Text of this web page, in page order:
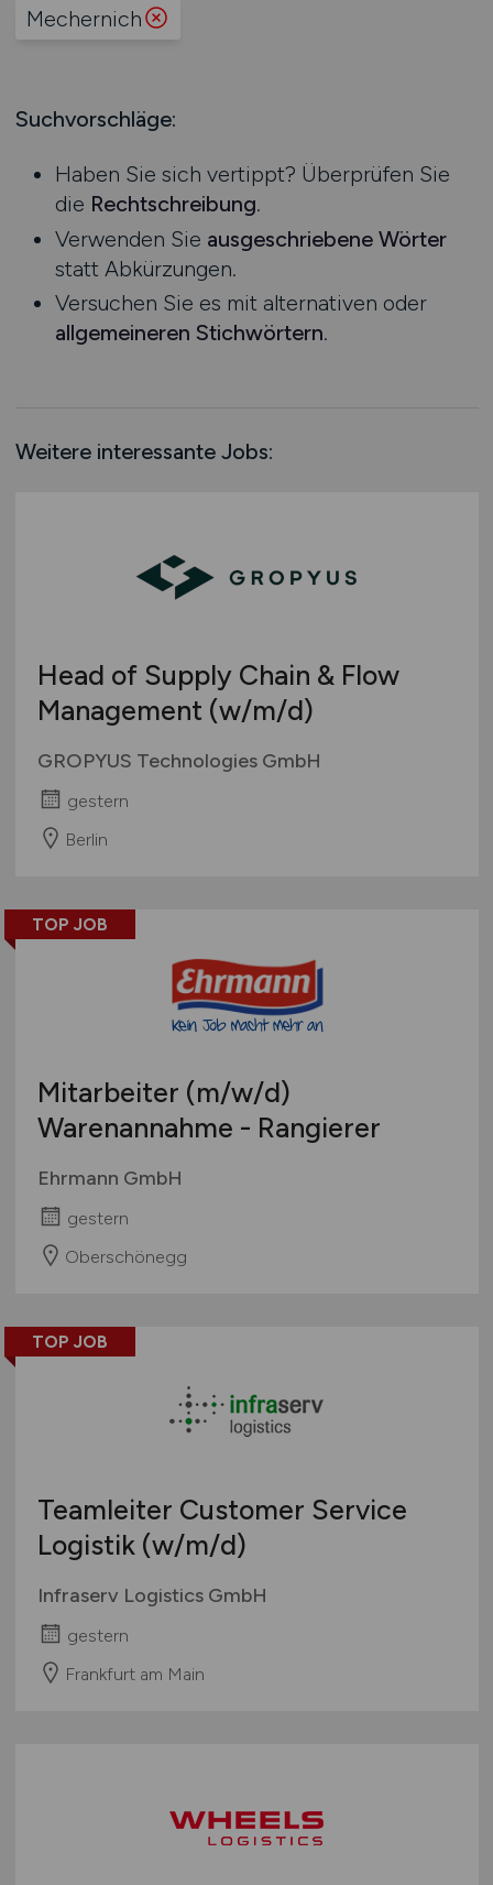
Prozessplanung / Steuerung
Supply Chain Management
Vertrieb / Verkauf / Handel
Zoll / Behörden
Sonstige
Praktikum
Hessen
Nordrhein-Westfalen
Saarland
Sachsen
Sachsen-Anhalt
Schleswig-Holstein
Thüringen
Deutschlandweit
Europa
Mechernich
Suchvorschläge:
Haben Sie sich vertippt? Überprüfen Sie
die Rechtschreibung.
Verwenden Sie ausgeschriebene Wörter
statt Abkürzungen.
Versuchen Sie es mit alternativen oder
allgemeineren Stichwörtern.
Weitere interessante Jobs:
Head of Supply Chain & Flow
Management (w/m/d)
GROPYUS Technologies GmbH
gestern
Berlin
TOP JOB
Mitarbeiter (m/w/d)
Warenannahme - Rangierer
Ehrmann GmbH
gestern
Oberschönegg
TOP JOB
Teamleiter Customer Service
Logistik (w/m/d)
Infraserv Logistics GmbH
gestern
Frankfurt am Main